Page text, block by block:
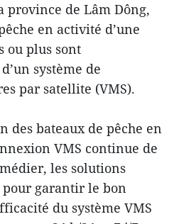
province de Lâm Dông,
en activité d’une
ou plus sont
système de
par satellite (VMS).
des bateaux de pêche en
VMS continue de
les solutions
pour garantir le bon
du système VMS